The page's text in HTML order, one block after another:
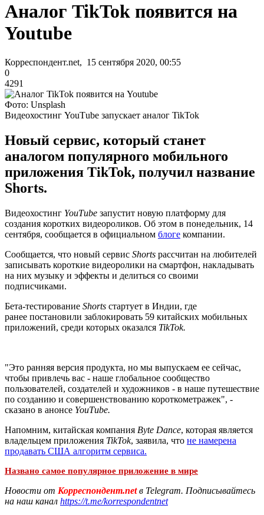
Аналог TikTok появится на
Youtube
Корреспондент.net, 15 сентября 2020, 00:55
0
4291
Фото: Unsplash
Видеохостинг YouТube запускает аналог TikTok
Новый сервис, который станет
аналогом популярного мобильного
приложения TikTok, получил название
Shorts.
Видеохостинг YouТube запустит новую платформу для
создания коротких видеороликов. Об этом в понедельник, 14
сентября, сообщается в официальном блоге компании.
Сообщается, что новый сервис Shorts рассчитан на любителей
записывать короткие видеоролики на смартфон, накладывать
на них музыку и эффекты и делиться со своими
подписчиками.
Бета-тестирование Shorts стартует в Индии, где
ранее постановили заблокировать 59 китайских мобильных
приложений, среди которых оказался TikTok.
"Это ранняя версия продукта, но мы выпускаем ее сейчас,
чтобы привлечь вас - наше глобальное сообщество
пользователей, создателей и художников - в наше путешествие
по созданию и совершенствованию короткометражек", -
сказано в анонсе YouТube.
Напомним, китайская компания Byte Dance, которая является
владельцем приложения TikTok, заявила, что не намерена
продавать США алгоритм сервиса.
Названо самое популярное приложение в мире
Новости от Корреспондент.netв Telegram. Подписывайтесь
на наш канал https://t.me/korrespondentnet